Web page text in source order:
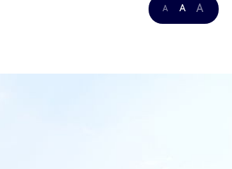
A A A